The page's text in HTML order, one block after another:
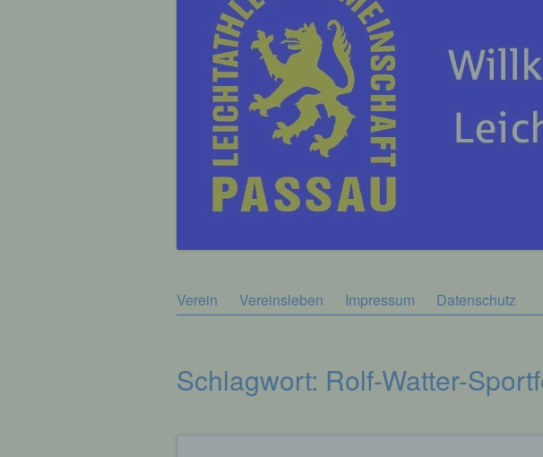
Zum
Verein Vereinsleben Impressum Datenschutz
Schlagwort: Rolf-Watter-